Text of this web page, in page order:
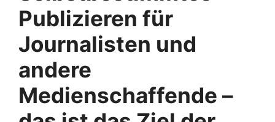
Publizieren für
Journalisten und
andere
Medienschaffende –